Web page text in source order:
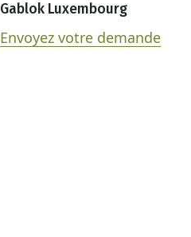
Gablok Luxembourg
Envoyez votre demande